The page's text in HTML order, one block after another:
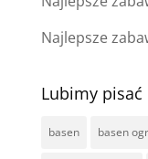
Najlepsze
Lubimy pisać
basen basen